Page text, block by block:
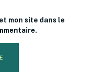
mon site dans le